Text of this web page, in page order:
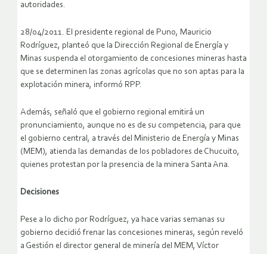
autoridades.
28/04/2011. El presidente regional de Puno, Mauricio
Rodríguez, planteó que la Dirección Regional de Energía y
Minas suspenda el otorgamiento de concesiones mineras hasta
que se determinen las zonas agrícolas que no son aptas para la
explotación minera, informó RPP.
Además, señaló que el gobierno regional emitirá un
pronunciamiento, aunque no es de su competencia, para que
el gobierno central, a través del Ministerio de Energía y Minas
(MEM), atienda las demandas de los pobladores de Chucuito,
quienes protestan por la presencia de la minera Santa Ana.
Decisiones
Pese a lo dicho por Rodríguez, ya hace varias semanas su
gobierno decidió frenar las concesiones mineras, según reveló
a Gestión el director general de minería del MEM, Víctor